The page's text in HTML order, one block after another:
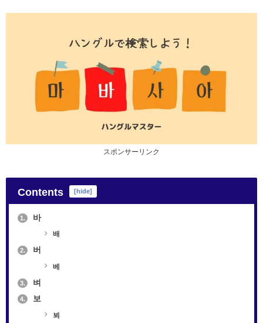
スポンサーリンク
Contents hide
1. 바
배
2. 버
베
3. 벼
4. 보
뵈